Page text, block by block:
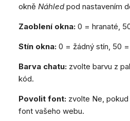
okně Náhled pod nastavením
Zaoblení okna: 0 = hranaté,
Stín okna: 0 = žádný stín, 50
Barva chatu: zvolte barvu z
kód.
Povolit font: zvolte Ne,
font vašeho webu.